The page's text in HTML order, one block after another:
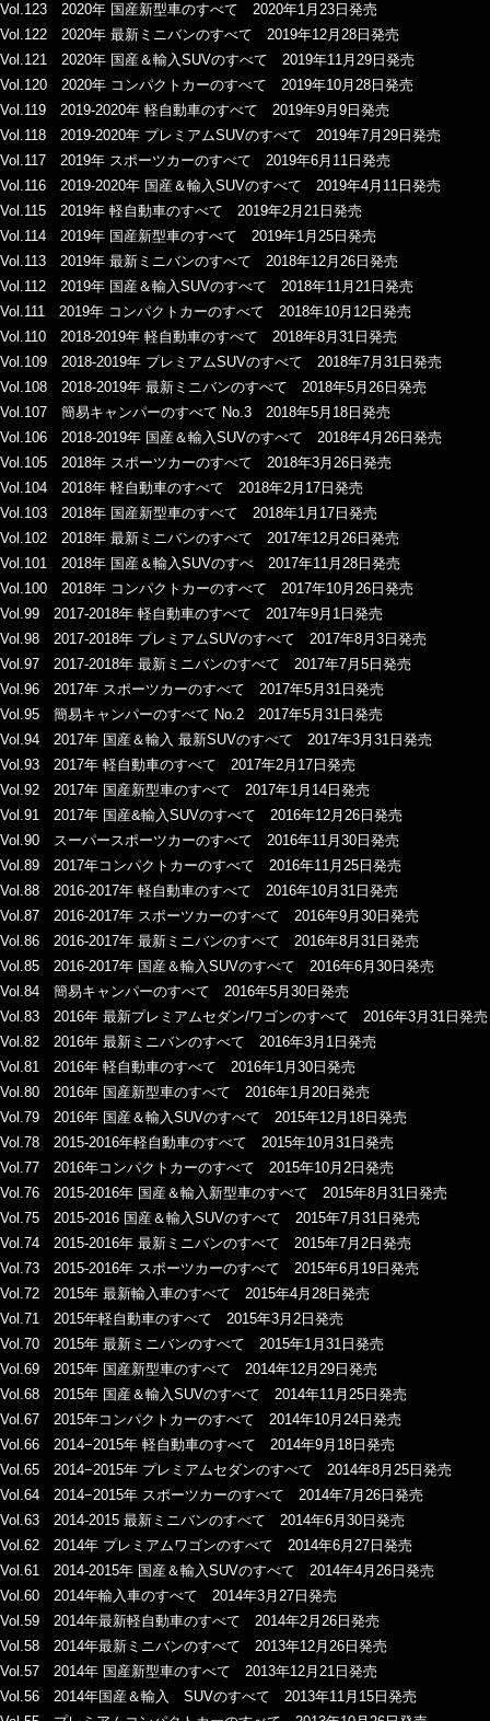
Vol.123 2020年 国産新型車のすべて 2020年1月23日発売
Vol.122 2020年 最新ミニバンのすべて 2019年12月28日発売
Vol.121 2020年 国産＆輸入SUVのすべて 2019年11月29日発売
Vol.120 2020年 コンパクトカーのすべて 2019年10月28日発売
Vol.119 2019-2020年 軽自動車のすべて 2019年9月9日発売
Vol.118 2019-2020年 プレミアムSUVのすべて 2019年7月29日発売
Vol.117 2019年 スポーツカーのすべて 2019年6月11日発売
Vol.116 2019-2020年 国産＆輸入SUVのすべて 2019年4月11日発売
Vol.115 2019年 軽自動車のすべて 2019年2月21日発売
Vol.114 2019年 国産新型車のすべて 2019年1月25日発売
Vol.113 2019年 最新ミニバンのすべて 2018年12月26日発売
Vol.112 2019年 国産＆輸入SUVのすべて 2018年11月21日発売
Vol.111 2019年 コンパクトカーのすべて 2018年10月12日発売
Vol.110 2018-2019年 軽自動車のすべて 2018年8月31日発売
Vol.109 2018-2019年 プレミアムSUVのすべて 2018年7月31日発売
Vol.108 2018-2019年 最新ミニバンのすべて 2018年5月26日発売
Vol.107 簡易キャンパーのすべて No.3 2018年5月18日発売
Vol.106 2018-2019年 国産＆輸入SUVのすべて 2018年4月26日発売
Vol.105 2018年 スポーツカーのすべて 2018年3月26日発売
Vol.104 2018年 軽自動車のすべて 2018年2月17日発売
Vol.103 2018年 国産新型車のすべて 2018年1月17日発売
Vol.102 2018年 最新ミニバンのすべて 2017年12月26日発売
Vol.101 2018年 国産＆輸入SUVのすべ 2017年11月28日発売
Vol.100 2018年 コンパクトカーのすべて 2017年10月26日発売
Vol.99 2017-2018年 軽自動車のすべて 2017年9月1日発売
Vol.98 2017-2018年 プレミアムSUVのすべて 2017年8月3日発売
Vol.97 2017-2018年 最新ミニバンのすべて 2017年7月5日発売
Vol.96 2017年 スポーツカーのすべて 2017年5月31日発売
Vol.95 簡易キャンパーのすべて No.2 2017年5月31日発売
Vol.94 2017年 国産＆輸入 最新SUVのすべて 2017年3月31日発売
Vol.93 2017年 軽自動車のすべて 2017年2月17日発売
Vol.92 2017年 国産新型車のすべて 2017年1月14日発売
Vol.91 2017年 国産&輸入SUVのすべて 2016年12月26日発売
Vol.90 スーパースポーツカーのすべて 2016年11月30日発売
Vol.89 2017年コンパクトカーのすべて 2016年11月25日発売
Vol.88 2016-2017年 軽自動車のすべて 2016年10月31日発売
Vol.87 2016-2017年 スポーツカーのすべて 2016年9月30日発売
Vol.86 2016-2017年 最新ミニバンのすべて 2016年8月31日発売
Vol.85 2016-2017年 国産＆輸入SUVのすべて 2016年6月30日発売
Vol.84 簡易キャンパーのすべて 2016年5月30日発売
Vol.83 2016年 最新プレミアムセダン/ワゴンのすべて 2016年3月31日発売
Vol.82 2016年 最新ミニバンのすべて 2016年3月1日発売
Vol.81 2016年 軽自動車のすべて 2016年1月30日発売
Vol.80 2016年 国産新型車のすべて 2016年1月20日発売
Vol.79 2016年 国産＆輸入SUVのすべて 2015年12月18日発売
Vol.78 2015-2016年軽自動車のすべて 2015年10月31日発売
Vol.77 2016年コンパクトカーのすべて 2015年10月2日発売
Vol.76 2015-2016年 国産＆輸入新型車のすべて 2015年8月31日発売
Vol.75 2015-2016 国産＆輸入SUVのすべて 2015年7月31日発売
Vol.74 2015-2016年 最新ミニバンのすべて 2015年7月2日発売
Vol.73 2015-2016年 スポーツカーのすべて 2015年6月19日発売
Vol.72 2015年 最新輸入車のすべて 2015年4月28日発売
Vol.71 2015年軽自動車のすべて 2015年3月2日発売
Vol.70 2015年 最新ミニバンのすべて 2015年1月31日発売
Vol.69 2015年 国産新型車のすべて 2014年12月29日発売
Vol.68 2015年 国産＆輸入SUVのすべて 2014年11月25日発売
Vol.67 2015年コンパクトカーのすべて 2014年10月24日発売
Vol.66 2014−2015年 軽自動車のすべて 2014年9月18日発売
Vol.65 2014−2015年 プレミアムセダンのすべて 2014年8月25日発売
Vol.64 2014−2015年 スポーツカーのすべて 2014年7月26日発売
Vol.63 2014-2015 最新ミニバンのすべて 2014年6月30日発売
Vol.62 2014年 プレミアムワゴンのすべて 2014年6月27日発売
Vol.61 2014-2015年 国産＆輸入SUVのすべて 2014年4月26日発売
Vol.60 2014年輸入車のすべて 2014年3月27日発売
Vol.59 2014年最新軽自動車のすべて 2014年2月26日発売
Vol.58 2014年最新ミニバンのすべて 2013年12月26日発売
Vol.57 2014年 国産新型車のすべて 2013年12月21日発売
Vol.56 2014年国産＆輸入 SUVのすべて 2013年11月15日発売